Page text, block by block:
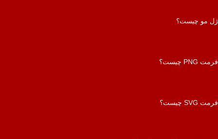
ژل مو چیست؟
فرمت PNG چیست؟
فرمت SVG چیست؟